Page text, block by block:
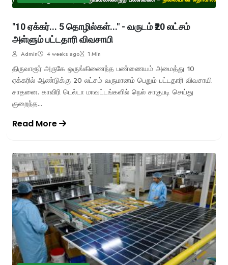
"10 ஏக்கர்... 5 தொழில்கள்..." - வருடம் ₹20 லட்சம்
அள்ளும் பட்டதாரி விவசாயி
Admin 4 weeks ago 1 Min
திருவாரூர் அருகே ஒருங்கிணைந்த பண்ணையம் அமைத்து 10
ஏக்கரில் ஆண்டுக்கு 20 லட்சம் வருமானம் பெறும் பட்டதாரி விவசாயி
சாதனை. காவிரி டெல்டா மாவட்டங்களில் நெல் சாகுபடி செய்து
குறைந்த...
Read More